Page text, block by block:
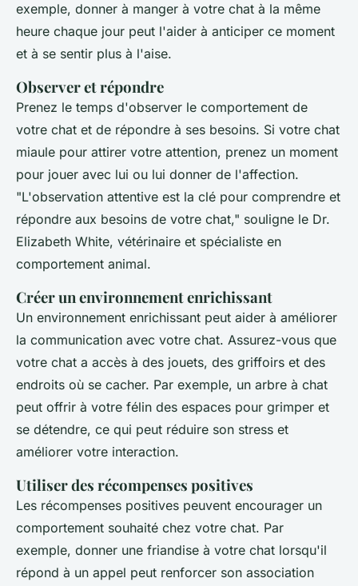
exemple, donner à manger à votre chat à la même
heure chaque jour peut l'aider à anticiper ce moment
et à se sentir plus à l'aise.
Observer et répondre
Prenez le temps d'observer le comportement de
votre chat et de répondre à ses besoins. Si votre chat
miaule pour attirer votre attention, prenez un moment
pour jouer avec lui ou lui donner de l'affection.
"L'observation attentive est la clé pour comprendre et
répondre aux besoins de votre chat," souligne le Dr.
Elizabeth White, vétérinaire et spécialiste en
comportement animal.
Créer un environnement enrichissant
Un environnement enrichissant peut aider à améliorer
la communication avec votre chat. Assurez-vous que
votre chat a accès à des jouets, des griffoirs et des
endroits où se cacher. Par exemple, un arbre à chat
peut offrir à votre félin des espaces pour grimper et
se détendre, ce qui peut réduire son stress et
améliorer votre interaction.
Utiliser des récompenses positives
Les récompenses positives peuvent encourager un
comportement souhaité chez votre chat. Par
exemple, donner une friandise à votre chat lorsqu'il
répond à un appel peut renforcer son association